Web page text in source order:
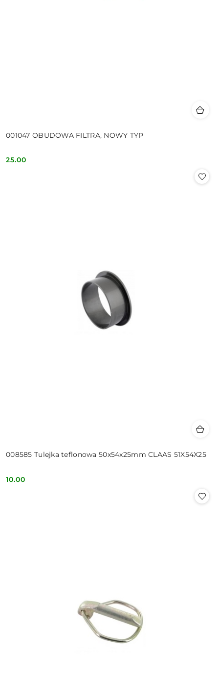
001047 OBUDOWA FILTRA, NOWY TYP
Cena:
25.00
008585 Tulejka teflonowa 50x54x25mm CLAAS 51X54X25
Cena:
10.00